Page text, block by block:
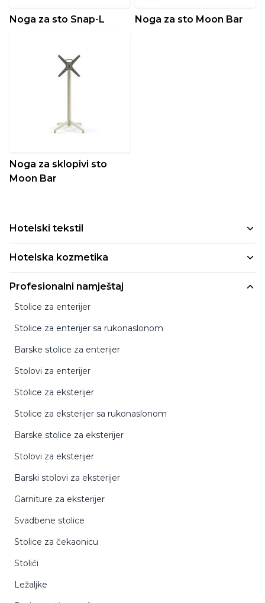
Hotelski tekstil
Jastuci i jorgani
Deke i prekrivači
Posteljina
Bademantili
Papuče
Hotelska kozmetika
Profesionalni namještaj
Stolice za enterijer
Stolice za enterijer sa rukonaslonom
Barske stolice za enterijer
Stolovi za enterijer
Stolice za eksterijer
Stolice za eksterijer sa rukonaslonom
Barske stolice za eksterijer
Stolovi za eksterijer
Barski stolovi za eksterijer
Garniture za eksterijer
Svadbene stolice
Stolice za čekaonicu
Stolići
Ležaljke
Noga za sto Snap-L Noga za sto Moon Bar
Noga za sklopivi sto
Moon Bar